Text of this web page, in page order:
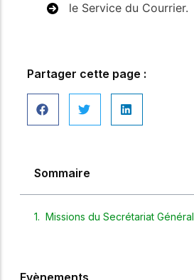
le Service du Courrier.
Partager cette page :
Sommaire
Missions du Secrétariat Général
Evènements